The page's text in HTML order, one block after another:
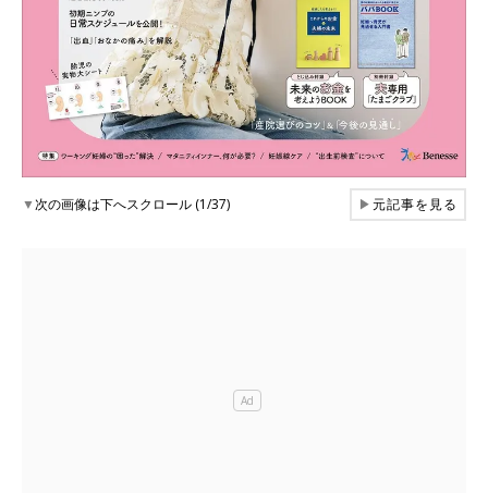
▼次の画像は下へスクロール (1/37) ▶元記事を見る